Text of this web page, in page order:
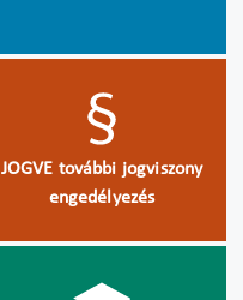
JOGVE további jogviszony
engedélyezés